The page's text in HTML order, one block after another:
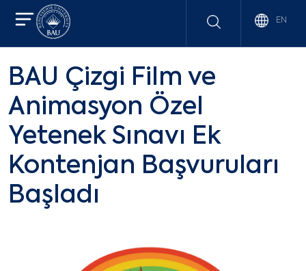
EN
BAU Çizgi Film ve
Animasyon Özel
Yetenek Sınavı Ek
Kontenjan Başvuruları
Başladı